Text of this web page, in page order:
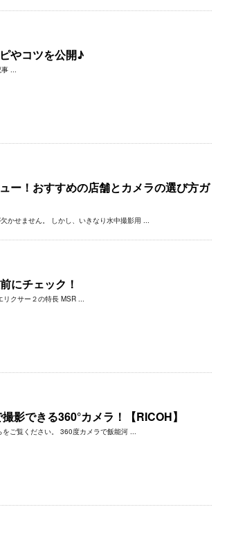
やコツを公開♪
...
ー！おすすめの店舗とカメラの選び方ガ
かせません。 しかし、いきなり水中撮影用 ...
にチェック！
リクサー２の特長 MSR ...
影できる360°カメラ！【RICOH】
ご覧ください。 360度カメラで飯能河 ...